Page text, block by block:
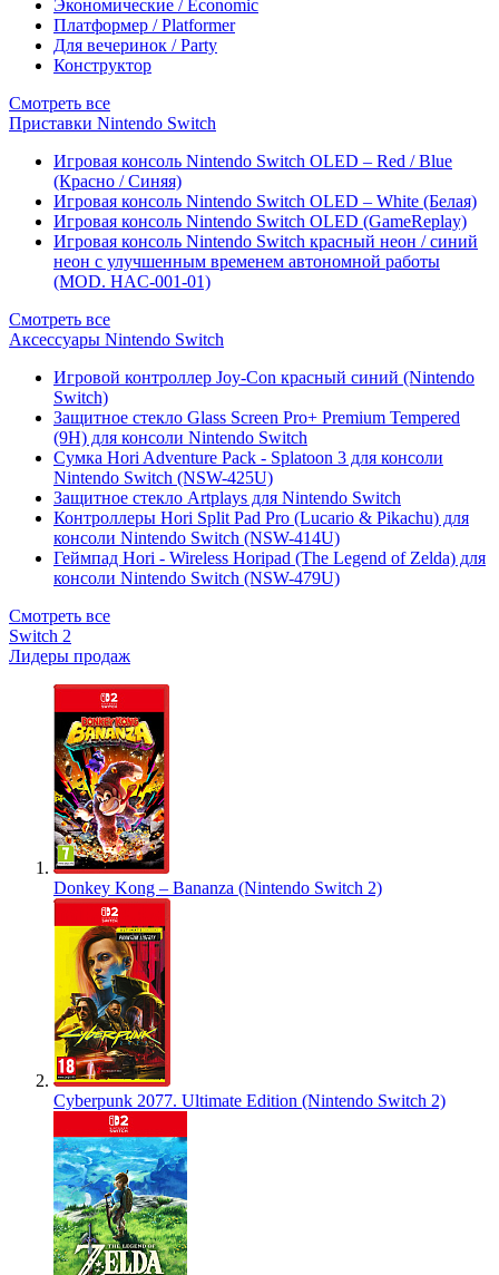
Экономические / Economic
Платформер / Platformer
Для вечеринок / Party
Конструктор
Смотреть все
Приставки Nintendo Switch
Игровая консоль Nintendo Switch OLED – Red / Blue
(Красно / Синяя)
Игровая консоль Nintendo Switch OLED – White (Белая)
Игровая консоль Nintendo Switch OLED (GameReplay)
Игровая консоль Nintendo Switch красный неон / синий
неон с улучшенным временем автономной работы
(MOD. HAC-001-01)
Смотреть все
Аксессуары Nintendo Switch
Игровой контроллер Joy-Con красный синий (Nintendo
Switch)
Защитное стекло Glass Screen Pro+ Premium Tempered
(9H) для консоли Nintendo Switch
Сумка Hori Adventure Pack - Splatoon 3 для консоли
Nintendo Switch (NSW-425U)
Защитное стекло Artplays для Nintendo Switch
Контроллеры Hori Split Pad Pro (Lucario & Pikachu) для
консоли Nintendo Switch (NSW-414U)
Геймпад Hori - Wireless Horipad (The Legend of Zelda) для
консоли Nintendo Switch (NSW-479U)
Смотреть все
Switch 2
Лидеры продаж
Donkey Kong – Bananza (Nintendo Switch 2)
Cyberpunk 2077. Ultimate Edition (Nintendo Switch 2)